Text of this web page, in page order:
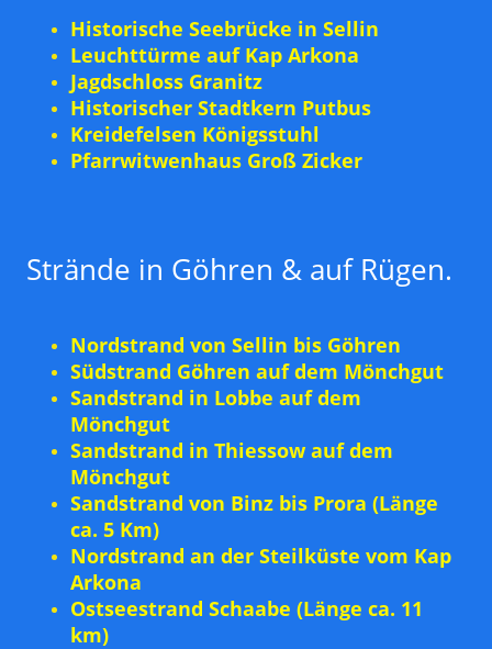
Historische Seebrücke in Sellin
Leuchttürme auf Kap Arkona
Jagdschloss Granitz
Historischer Stadtkern Putbus
Kreidefelsen Königsstuhl
Pfarrwitwenhaus Groß Zicker
Strände in Göhren & auf Rügen.
Nordstrand von Sellin bis Göhren
Südstrand Göhren auf dem Mönchgut
Sandstrand in Lobbe auf dem
Mönchgut
Sandstrand in Thiessow auf dem
Mönchgut
Sandstrand von Binz bis Prora (Länge
ca. 5 Km)
Nordstrand an der Steilküste vom Kap
Arkona
Ostseestrand Schaabe (Länge ca. 11
km)